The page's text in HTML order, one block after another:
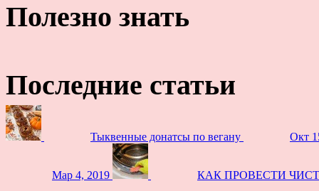
Полезно знать
Последние статьи
Тыквенные донатсы по вегану Окт
Мар 4, 2019 КАК ПРОВЕСТИ